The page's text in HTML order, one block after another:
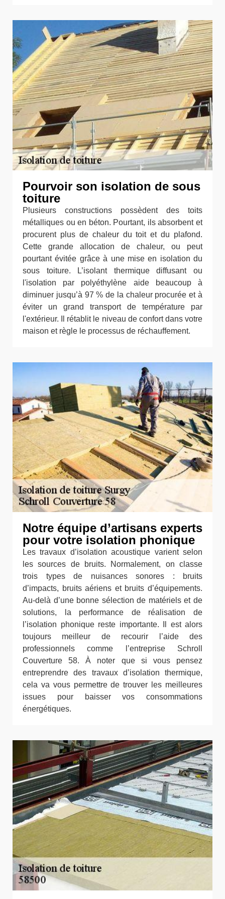
Pourvoir son isolation de sous
toiture
Plusieurs constructions possèdent des toits
métalliques ou en béton. Pourtant, ils absorbent et
procurent plus de chaleur du toit et du plafond.
Cette grande allocation de chaleur, ou peut
pourtant évitée grâce à une mise en isolation du
sous toiture. L’isolant thermique diffusant ou
l'isolation par polyéthylène aide beaucoup à
diminuer jusqu’à 97 % de la chaleur procurée et à
éviter un grand transport de température par
l'extérieur. Il rétablit le niveau de confort dans votre
maison et règle le processus de réchauffement.
Notre équipe d’artisans experts
pour votre isolation phonique
Les travaux d’isolation acoustique varient selon
les sources de bruits. Normalement, on classe
trois types de nuisances sonores : bruits
d’impacts, bruits aériens et bruits d’équipements.
Au-delà d’une bonne sélection de matériels et de
solutions, la performance de réalisation de
l’isolation phonique reste importante. Il est alors
toujours meilleur de recourir l’aide des
professionnels comme l’entreprise Schroll
Couverture 58. À noter que si vous pensez
entreprendre des travaux d’isolation thermique,
cela va vous permettre de trouver les meilleures
issues pour baisser vos consommations
énergétiques.